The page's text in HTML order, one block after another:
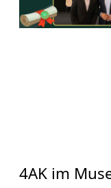
4AK im